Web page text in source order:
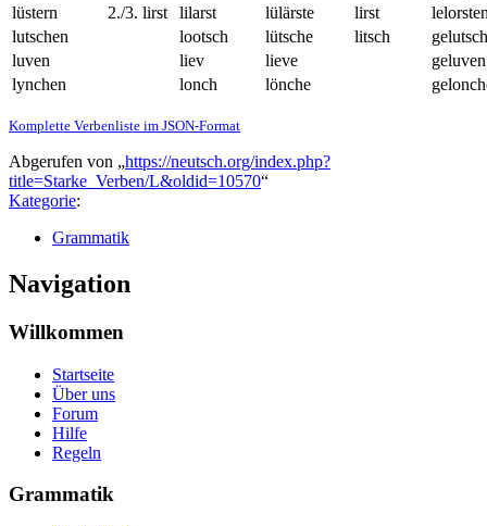
lüstern
2./3. lirst lilarst lülärste lirst
lutschen
lootsch lütsche litsch
luven
liev lieve
geluven
lynchen
lonch lönche
Komplette Verbenliste im JSON-Format
Abgerufen von „https://neutsch.org/index.php?
title=Starke_Verben/L&oldid=10570“
Kategorie:
Grammatik
Navigation
Willkommen
Startseite
Über uns
Forum
Hilfe
Regeln
Grammatik